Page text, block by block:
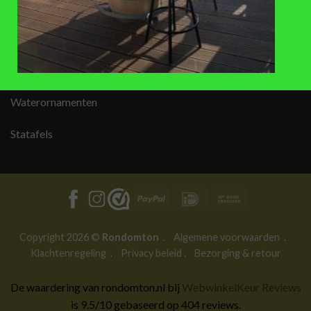
Regentonnen
Plantenbakken
Waterornamenten
Statafels
PayPal IDeal
Copyright 2026 © Rondomton . Algemene voorwaarden .
Klachtenregeling . Privacy beleid . Bezorging & retour
De waardering van rondomton.nl bij WebwinkelKeur Reviews
is 9.5/10 gebaseerd op 404 reviews.